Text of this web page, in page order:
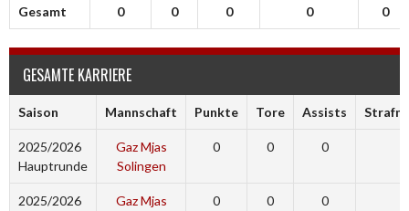
Gesamt 0 0 0 0 0
GESAMTE KARRIERE
Saison Mannschaft Punkte Tore Assists
2025/2026
Hauptrunde
Gaz Mjas
Solingen
0 0 0
2025/2026
Gaz Mjas
0 0 0